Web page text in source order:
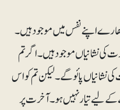
تمھارے اپنے نفس میں موجود ہیں۔
نشانیاں موجود ہیں۔ اگر تم
پائو گے۔ لیکن تم کو اس
کے لیے تیار نہیں ہو۔ آخرت پر